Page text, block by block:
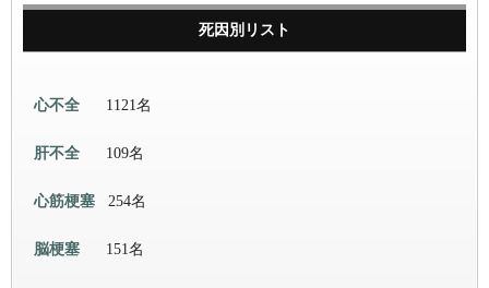
死因別リスト
心不全 1121名
肝不全 109名
心筋梗塞 254名
脳梗塞 151名